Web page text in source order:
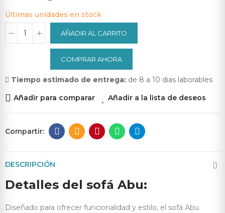
Últimas unidades en stock
AÑADIR AL CARRITO
COMPRAR AHORA
Tiempo estimado de entrega: de 8 a 10 dias laborables
Añadir para comparar
Añadir a la lista de deseos
DESCRIPCIÓN
Detalles del sofá Abu:
Diseñado para ofrecer funcionalidad y estilo, el sofá Abu